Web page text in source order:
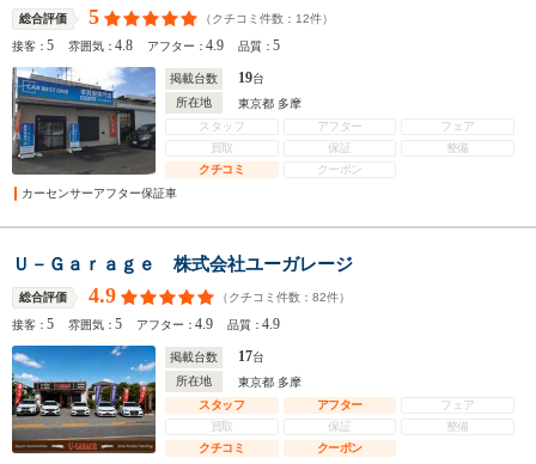
総合評価 5 （クチコミ件数： 12件）
接客：5 雰囲気：4.8 アフター：4.9 品質：5
掲載台数 19台
所在地
東京都 多摩
スタッフ
アフター
フェア
買取
保証
整備
クチコミ
クーポン
カーセンサーアフター保証車
Ｕ－Ｇａｒａｇｅ 株式会社ユーガレージ
総合評価 4.9 （クチコミ件数： 82件）
接客：5 雰囲気：5 アフター：4.9 品質：4.9
掲載台数 17台
所在地
東京都 多摩
スタッフ
アフター
フェア
買取
保証
整備
クチコミ
クーポン